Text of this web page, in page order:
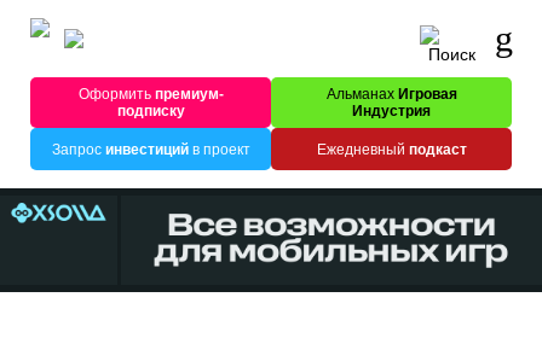
Оформитьпремиум-
подписку
Альманах Игровая
Индустрия
Запрос инвестицийв проект Ежедневный подкаст